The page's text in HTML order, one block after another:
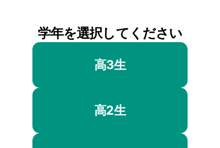
学年を選択してください
高3生
高2生